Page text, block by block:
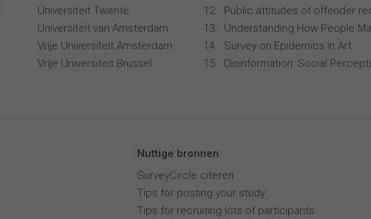
Universiteit Twente
Universiteit van Amsterdam
Vrije Universiteit Amsterdam
Vrije Universiteit Brussel
Public attitudes of offender
Understanding How People
Survey on Epidemics in Art
Disinformation: Social
Nuttige bronnen
SurveyCircle citeren
Tips for posting your study
Tips for recruiting lots of participants